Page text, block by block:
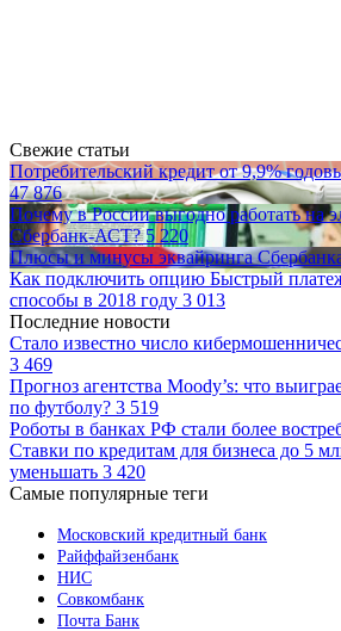
Свежие статьи
Потребительский кредит от 9,9%
47 876
Почему в России выгодно работать на
Сбербанк-АСТ?5 220
Плюсы и минусы эквайринга
Как подключить опцию Быстрый
способы в 2018 году 3 013
Последние новости
Стало известно число
3 469
Прогноз агентства Moody’s: что
по футболу? 3 519
Роботы в банках РФ стали более
Ставки по кредитам для бизнеса до 5
уменьшать 3 420
Самые популярные теги
Московский кредитный банк
Райффайзенбанк
НИС
Совкомбанк
Почта Банк